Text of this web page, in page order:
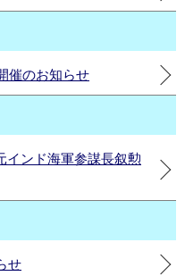
催のお知らせ
インド海軍参謀長叙勲
せ